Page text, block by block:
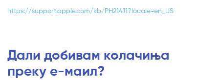
https://support.apple.com/kb/PH21411?locale=en_US
Дали добивам колачиња
преку е-маил?